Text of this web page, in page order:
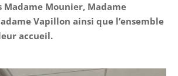
Madame Mounier, Madame
Vapillon ainsi que l’ensemble
accueil.